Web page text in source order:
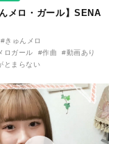
んメロ・ガール】SENA
#きゅんメロ
ロガール
#作曲
#動画あり
とまらない